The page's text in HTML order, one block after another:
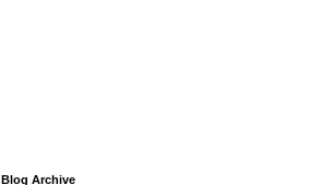
Blog Archive